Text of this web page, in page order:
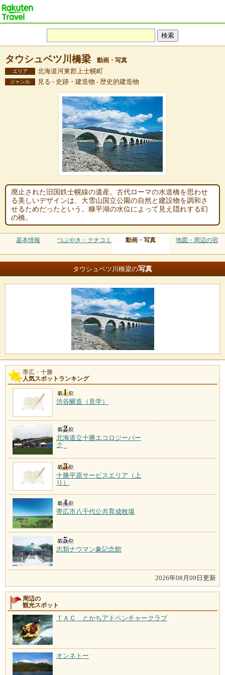
タウシュベツ川橋梁 動画・写真
エリア 北海道河東郡上士幌町
ジャンル 見る - 史跡・建造物 - 歴史的建造物
廃止された旧国鉄士幌線の遺産。古代ローマの水道橋を思わせ
る美しいデザインは、大雪山国立公園の自然と建設物を調和さ
せるためだったという。糠平湖の水位によって見え隠れする幻
の橋。
基本情報 つぶやき・クチコミ 動画・写真 地図・周辺の宿
タウシュベツ川橋梁の写真
帯広・十勝
人気スポットランキング
渋谷醸造（見学）
北海道立十勝エコロジーパー
ク
十勝平原サービスエリア（上
り）
帯広市八千代公共育成牧場
忠類ナウマン象記念館
2026年08月09日更新
周辺の
観光スポット
ＴＡＣ とかちアドベンチャークラブ
オンネトー